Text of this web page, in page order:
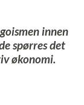
innen
spørres det
økonomi.